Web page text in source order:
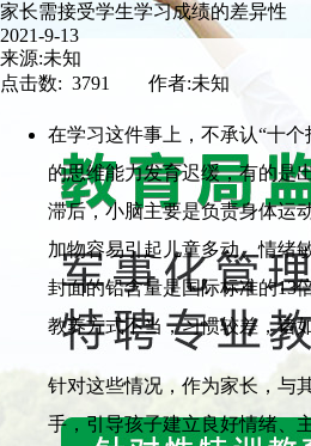
家长需接受学生学习成绩的差异性
2021-9-13
来源:未知
点击数: 3791 作者:未知
在学习这件事上，不承认“十
的思维能力发育迟缓，有的是
滞后，小脑主要是负责身体运
加物容易引起儿童多动、情绪
封面的铅含量是国际标准的13
教养方式不当，习惯较差，诸
针对这些情况，作为家长，与
手，引导孩子建立良好情绪、